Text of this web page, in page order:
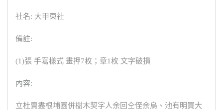
社名: 大甲東社
備註:
(1)張 手寫樣式 畫押7枚；章1枚 文字破損
內容:
立杜賣盡根埔園併樹木契字人余回仝侄余烏、池有明買大